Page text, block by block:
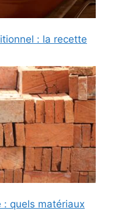
: la recette
: quels matériaux